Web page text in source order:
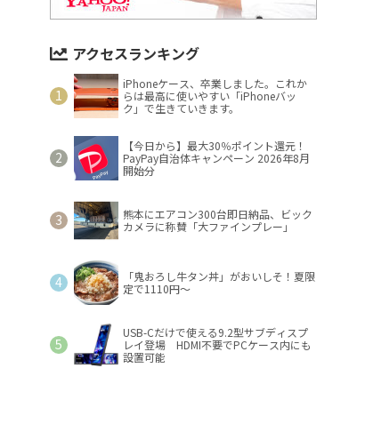
アクセスランキング
iPhoneケース、卒業しました。これか
らは最高に使いやすい「iPhoneバッ
ク」で生きていきます。
【今日から】最大30％ポイント還元！
PayPay自治体キャンペーン 2026年8月
開始分
熊本にエアコン300台即日納品、ビック
カメラに称賛「大ファインプレー」
「鬼おろし牛タン丼」がおいしそ！夏限
定で1110円～
USB-Cだけで使える9.2型サブディスプ
レイ登場 HDMI不要でPCケース内にも
設置可能